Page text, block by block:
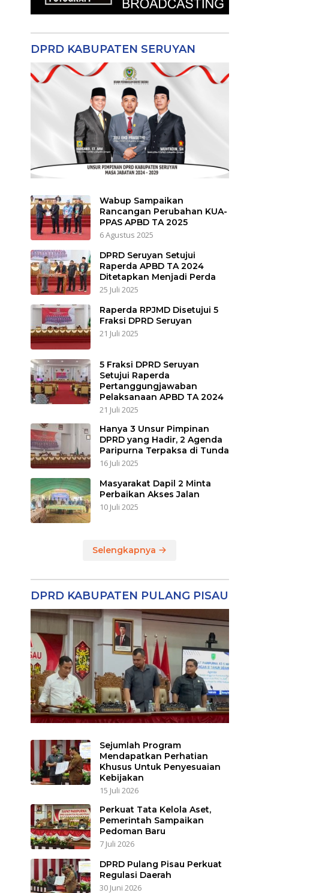
DPRD KABUPATEN SERUYAN
Wabup Sampaikan
Rancangan Perubahan KUA-
PPAS APBD TA 2025
6 Agustus 2025
DPRD Seruyan Setujui
Raperda APBD TA 2024
Ditetapkan Menjadi Perda
25 Juli 2025
Raperda RPJMD Disetujui 5
Fraksi DPRD Seruyan
21 Juli 2025
5 Fraksi DPRD Seruyan
Setujui Raperda
Pertanggungjawaban
Pelaksanaan APBD TA 2024
21 Juli 2025
Hanya 3 Unsur Pimpinan
DPRD yang Hadir, 2 Agenda
Paripurna Terpaksa di Tunda
16 Juli 2025
Masyarakat Dapil 2 Minta
Perbaikan Akses Jalan
10 Juli 2025
Selengkapnya
DPRD KABUPATEN PULANG PISAU
Sejumlah Program
Mendapatkan Perhatian
Khusus Untuk Penyesuaian
Kebijakan
15 Juli 2026
Perkuat Tata Kelola Aset,
Pemerintah Sampaikan
Pedoman Baru
7 Juli 2026
DPRD Pulang Pisau Perkuat
Regulasi Daerah
30 Juni 2026